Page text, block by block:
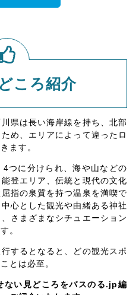
ころ紹介
県は長い海岸線を持ち、北部
め、エリアによって違ったロ
ます。
つに分けられ、海や山などの
登エリア、伝統と現代の文化
指の泉質を持つ温泉を満喫で
心とした観光や由緒ある神社
さまざまなシチュエーション
。
するとなると、どの観光スポ
とは必至。
ない見どころをバスのる.jp編